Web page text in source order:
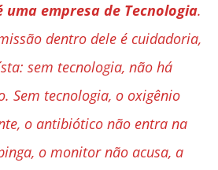
uma empresa de Tecnologia.
dentro dele é cuidadoria,
sem tecnologia, não há
Sem tecnologia, o oxigênio
o antibiótico não entra na
o monitor não acusa, a